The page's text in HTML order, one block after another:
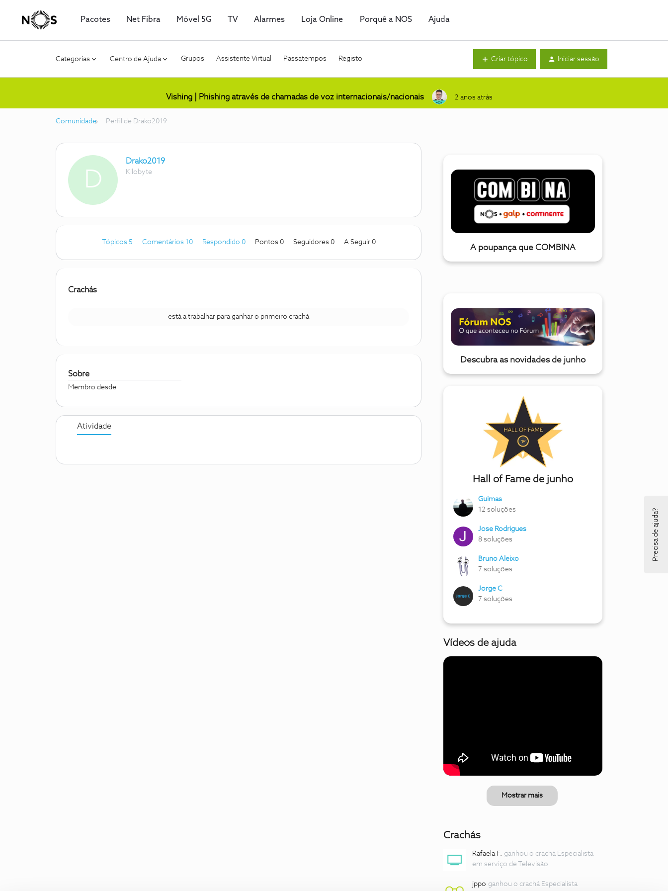
Pacotes Net Fibra Móvel 5G TV Alarmes Loja Online Porquê a NOS Ajuda
Categorias Centro de Ajuda Grupos Assistente Virtual Passatempos Registo Criar tópico Iniciar sessão
Vishing | Phishing através de chamadas de voz internacionais/nacionais 2 anos atrás
Comunidade Perfil de Drako2019
D
Drako2019
Kilobyte
Tópicos 5 Comentários 10 Respondido 0 Pontos 0 Seguidores 0 A Seguir 0
Crachás
está a trabalhar para ganhar o primeiro crachá
Sobre
Membro desde
Atividade
A poupança que COMBINA
Descubra as novidades de junho
Hall of Fame de junho
Guimas
12 soluções
Jose Rodrigues
8 soluções
Bruno Aleixo
7 soluções
Jorge C
7 soluções
Vídeos de ajuda
Mostrar mais
Crachás
Rafaela F. ganhou o crachá Especialista
em serviço de Televisão
jppo ganhou o crachá Especialista
Precisa de ajuda?